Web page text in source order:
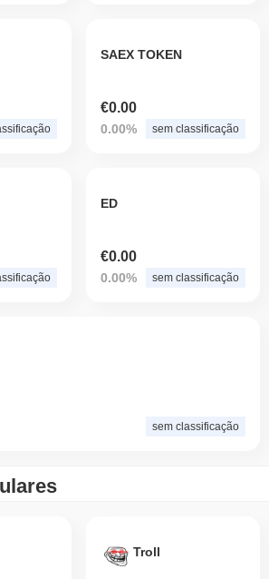
SAEX TOKEN
€0.00
0.00% sem classificação
ED
€0.00
0.00% sem classificação
sem classificação
Troll